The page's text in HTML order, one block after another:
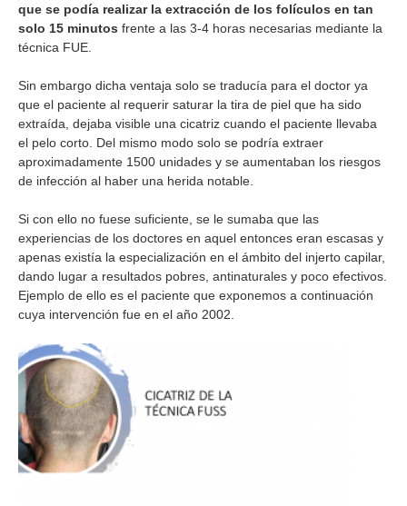
que se podía realizar la extracción de los folículos en tan
solo 15 minutos frente a las 3-4 horas necesarias mediante la
técnica FUE.
Sin embargo dicha ventaja solo se traducía para el doctor ya
que el paciente al requerir saturar la tira de piel que ha sido
extraída, dejaba visible una cicatriz cuando el paciente llevaba
el pelo corto. Del mismo modo solo se podría extraer
aproximadamente 1500 unidades y se aumentaban los riesgos
de infección al haber una herida notable.
Si con ello no fuese suficiente, se le sumaba que las
experiencias de los doctores en aquel entonces eran escasas y
apenas existía la especialización en el ámbito del injerto capilar,
dando lugar a resultados pobres, antinaturales y poco efectivos.
Ejemplo de ello es el paciente que exponemos a continuación
cuya intervención fue en el año 2002.